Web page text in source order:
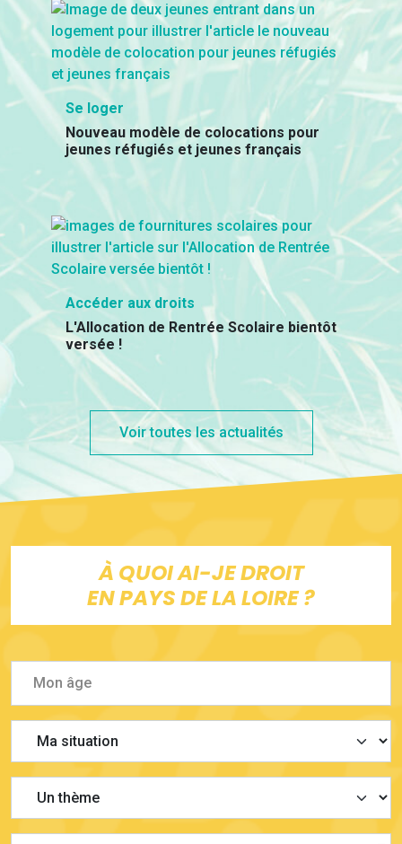
Se loger
Nouveau modèle de colocations pour
jeunes réfugiés et jeunes français
Accéder aux droits
L'Allocation de Rentrée Scolaire bientôt
versée !
Voir toutes les actualités
À QUOI AI-JE DROIT
EN PAYS DE LA LOIRE ?